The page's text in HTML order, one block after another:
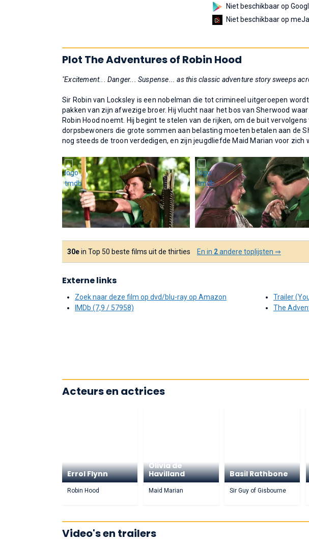
Niet beschikbaar op
Niet beschikbaar op
Plot The Adventures of Robin Hood
"Excitement... Danger... Suspense... as this classic adventure story sweeps
Sir Robin van Locksley is een nobelman die tot crimineel uitgeroepen
pakken van zijn afwezige broer. Hij vlucht naar het bos van Sherwood
Robin Hood noemt. Hij begint te stelen van de rijken, om de buit
dorpsbewoners die grote sommen aan belasting moeten betalen aan de
nog steeds de troon verdedigen, en zijn jeugdliefde Maid Marian voor zich
30ein Top 50 beste films uit de thirties En in 2andere toplijsten ⇒
Externe links
Zoek naar deze film op dvd/blu-ray op Amazon
IMDb (7,9 / 57958)
Trailer
The
Acteurs en actrices
Errol Flynn
Robin Hood
Olivia de
Havilland
Maid Marian
Basil Rathbone
Sir Guy of Gisbourne
Video's en trailers